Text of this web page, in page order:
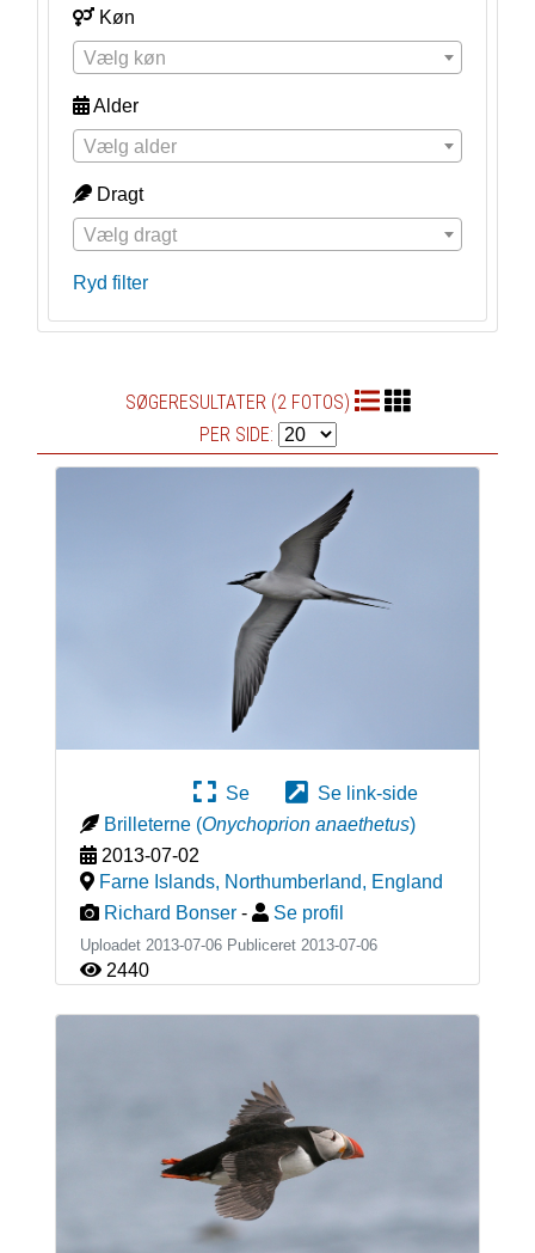
Køn
Vælg køn
Alder
Vælg alder
Dragt
Vælg dragt
Ryd filter
SØGERESULTATER (2 FOTOS)
PER SIDE:
Se
Se link-side
Brilleterne (Onychoprion anaethetus)
2013-07-02
Farne Islands, Northumberland, England
Richard Bonser - Se profil
Uploadet 2013-07-06 Publiceret 2013-07-06
2440